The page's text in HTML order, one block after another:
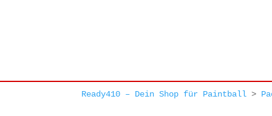
Ready410 – Dein Shop für Paintball >